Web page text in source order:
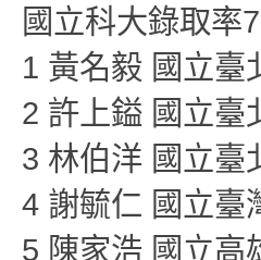
國立科大錄取率
1 黃名毅 國立臺
2 許上鎰 國立臺
3 林伯洋 國立臺
4 謝毓仁 國立臺
5 陳家浩 國立高